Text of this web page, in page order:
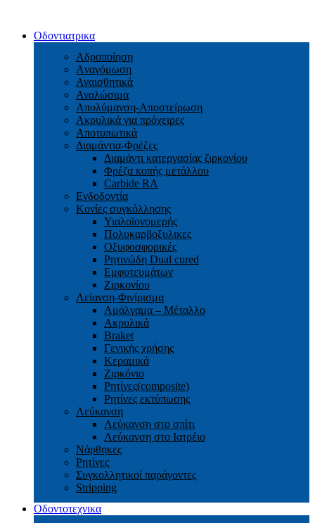
Οδοντιατρικα
Αδροποίηση
Aναγόμωση
Αναισθητικά
Αναλώσιμα
Απολύμανση-Αποστείρωση
Ακρυλικά για πρόχειρες
Αποτυπωτικά
Διαμάντια-Φρέζες
Διαμάντι κατεργασίας ζιρκονίου
Φρέζα κοπής μετάλλου
Carbide RA
Ενδοδοντία
Κονίες συγκόλλησης
Υιαλοϊονομερής
Πολυκαρβοξυλικες
Οξυφοσφορικές
Ρητινώδη Dual cured
Εμφυτευμάτων
Ζιρκονίου
Λείανση-Φινίρισμα
Αμάλγαμα – Μέταλλο
Ακρυλικά
Braket
Γενικής χρήσης
Κεραμικά
Ζιρκόνιο
Ρητίνες(composite)
Ρητίνες εκτύπωσης
Λεύκανση
Λεύκανση στο σπίτι
Λεύκανση στο Ιατρέιο
Νάρθηκες
Ρητίνες
Συγκολλητικοί παράγοντες
Stripping
Οδοντοτεχνικα